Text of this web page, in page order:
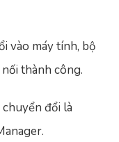
vào máy tính, bộ
thành công.
đổi là